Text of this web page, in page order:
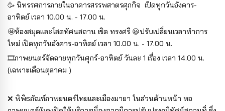
🥳 นิทรรศการภายในอาคารสรรพสาตรศุภกิจ เปิดทุกวันอังคาร-
อาทิตย์ เวลา 10.00 น. - 17.00 น.
🤩ห้องสมุดและโสตทัศนสถาน เชิด ทรงศรี 😀ปรับเปลี่ยนเวลาทำการ
ใหม่ เปิดทุกวันอังคาร-อาทิตย์ เวลา 10.00 น. - 17.00 น.
🎞ภาพยนตร์จัดฉายทุกวันศุกร์-อาทิตย์ วันละ 1 เรื่อง เวลา 14.00 น.
(เฉพาะเดือนตุลาคม )
❌ พิพิธภัณฑ์ภาพยนตร์ไทยและเมืองมายา ในส่วนด้านหน้า หอ